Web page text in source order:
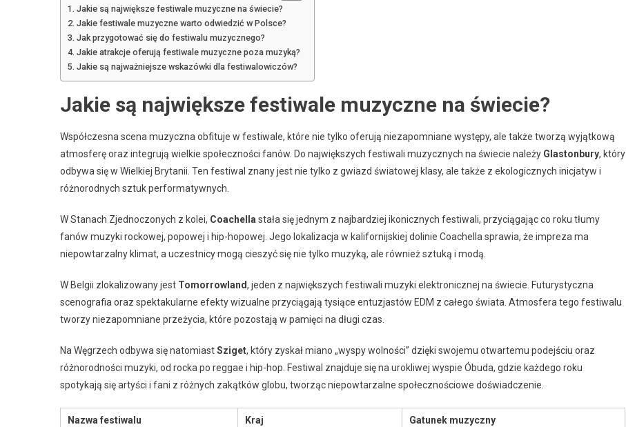
Jakie są największe festiwale muzyczne na świecie?
Jakie festiwale muzyczne warto odwiedzić w Polsce?
Jak przygotować się do festiwalu muzycznego?
Jakie atrakcje oferują festiwale muzyczne poza muzyką?
Jakie są najważniejsze wskazówki dla festiwalowiczów?
Jakie są największe festiwale muzyczne na świecie?
Współczesna scena muzyczna obfituje w festiwale, które nie tylko oferują niezapomniane występy, ale także tworzą wyjątkową
atmosferę oraz integrują wielkie społeczności fanów. Do największych festiwali muzycznych na świecie należy Glastonbury, który
odbywa się w Wielkiej Brytanii. Ten festiwal znany jest nie tylko z gwiazd światowej klasy, ale także z ekologicznych inicjatyw i
różnorodnych sztuk performatywnych.
W Stanach Zjednoczonych z kolei, Coachella stała się jednym z najbardziej ikonicznych festiwali, przyciągając co roku tłumy
fanów muzyki rockowej, popowej i hip-hopowej. Jego lokalizacja w kalifornijskiej dolinie Coachella sprawia, że impreza ma
niepowtarzalny klimat, a uczestnicy mogą cieszyć się nie tylko muzyką, ale również sztuką i modą.
W Belgii zlokalizowany jest Tomorrowland, jeden z największych festiwali muzyki elektronicznej na świecie. Futurystyczna
scenografia oraz spektakularne efekty wizualne przyciągają tysiące entuzjastów EDM z całego świata. Atmosfera tego festiwalu
tworzy niezapomniane przeżycia, które pozostają w pamięci na długi czas.
Na Węgrzech odbywa się natomiastSziget, który zyskał miano „wyspy wolności” dzięki swojemu otwartemu podejściu oraz
różnorodności muzyki, od rocka po reggae i hip-hop. Festiwal znajduje się na urokliwej wyspie Óbuda, gdzie każdego roku
spotykają się artyści i fani z różnych zakątków globu, tworząc niepowtarzalne społecznościowe doświadczenie.
Nazwa festiwalu Kraj Gatunek muzyczny